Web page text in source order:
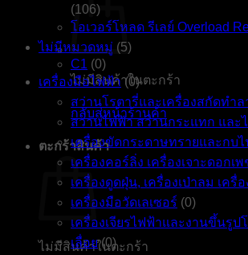
ไม่มีสินค้าในตะกร้า
กลับสู่หน้าร้านค้า
ตะกร้าสินค้า
ไม่มีสินค้าในตะกร้า
(106)
โอเวอร์โหลด รีเลย์ Overload
ไม่มีหมวดหมู่ (5)
C1 (0)
เครื่องมือไฟฟ้า (0)
สว่านโรตารี่และเครื่องสกัดทำล
สว่านไฟฟ้า สว่านกระแทก และ
เครื่องขัดกระดาษทรายและกบ
เครื่องคอร์ลิ่ง เครื่องเจาะดอกเพ
เครื่องดูดฝุ่น, เครื่องเป่าลม เครื่
เครื่องมือวัดเลเซอร์ (0)
เครื่องเจียรไฟฟ้าและงานขึ้นรูป
เลื่อย (0)